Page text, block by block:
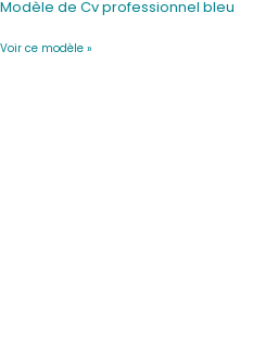
Modèle de Cv professionnel bleu
Voir ce modèle »